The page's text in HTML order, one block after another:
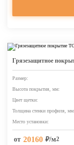
Грязезащитное
Размер:
Высота покрытия, мм:
Цвет щетки:
Толщина стенки профиля, мм:
Место установки:
от 20160 ₽/м2